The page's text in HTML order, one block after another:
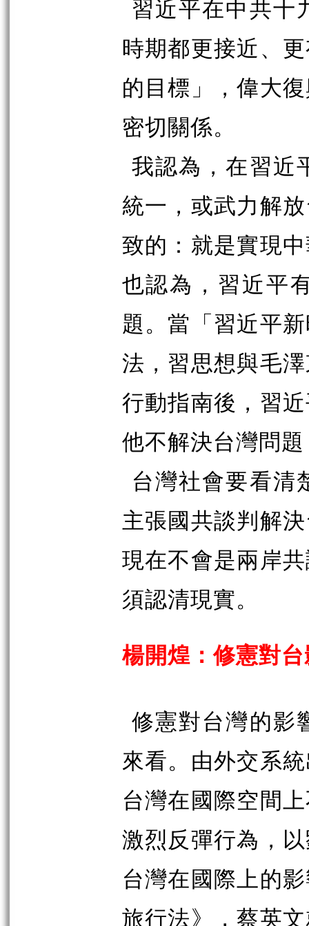
習近平在中共十
時期都更接近、
的目標」，偉大
密切關係。
我認為，在習近
統一，或武力解
致的：就是實現
也認為，習近平
題。當「習近平
法，習思想與毛
行動指南後，習
他不解決台灣問
台灣社會要看清
主張國共談判解
現在不會是兩岸
須認清現實。
楊開煌：修憲對
修憲對台灣的影
來看。由外交系
台灣在國際空間
激烈反彈行為，
台灣在國際上的
旅行法》，蔡英